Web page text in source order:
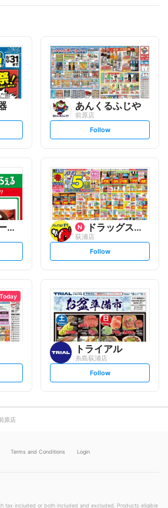
あんくるふじや
前原店
s
t
l
o
w
Follow
ドラッグストアモリ
荻浦店
s
t
o
w
Follow
トライアル
糸島荻浦店
s
t
Follow
原店
Terms and Conditions Login
tax included or both included and excluded. Products eligible